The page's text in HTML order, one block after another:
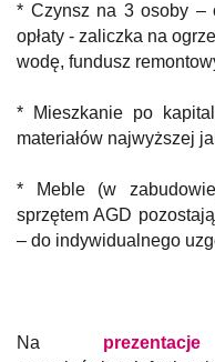
* Czynsz na 3 osoby –
opłaty - zaliczka na
wodę, fundusz
* Mieszkanie po
materiałów najwyższej
* Meble (w
sprzętem AGD
– do indywidualnego
Na prezentacje